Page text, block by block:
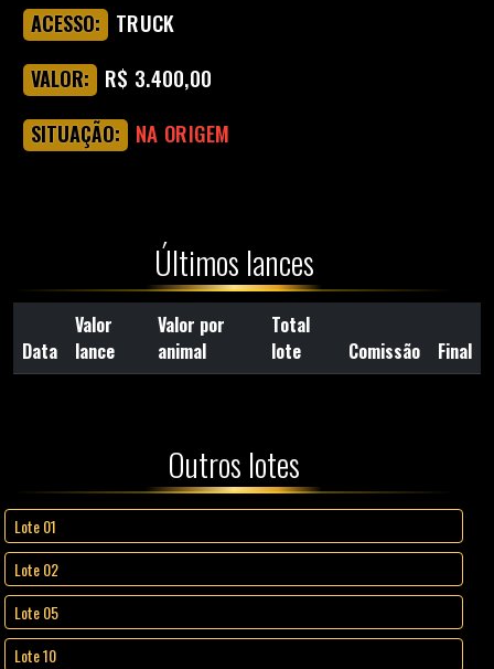
ACESSO: TRUCK
VALOR: R$ 3.400,00
SITUAÇÃO: NA ORIGEM
Últimos lances
Data
Valor
lance
Valor por
animal
Total
lote
Comissão Final
Outros lotes
Lote 01
Lote 02
Lote 05
Lote 10